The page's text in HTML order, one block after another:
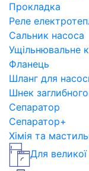
Прокладка
Реле
Сальник насоса
Ущільнювальне
Фланець
Шланг для
Шнек
Сепаратор
Сепаратор+
Хімія та
Для великої